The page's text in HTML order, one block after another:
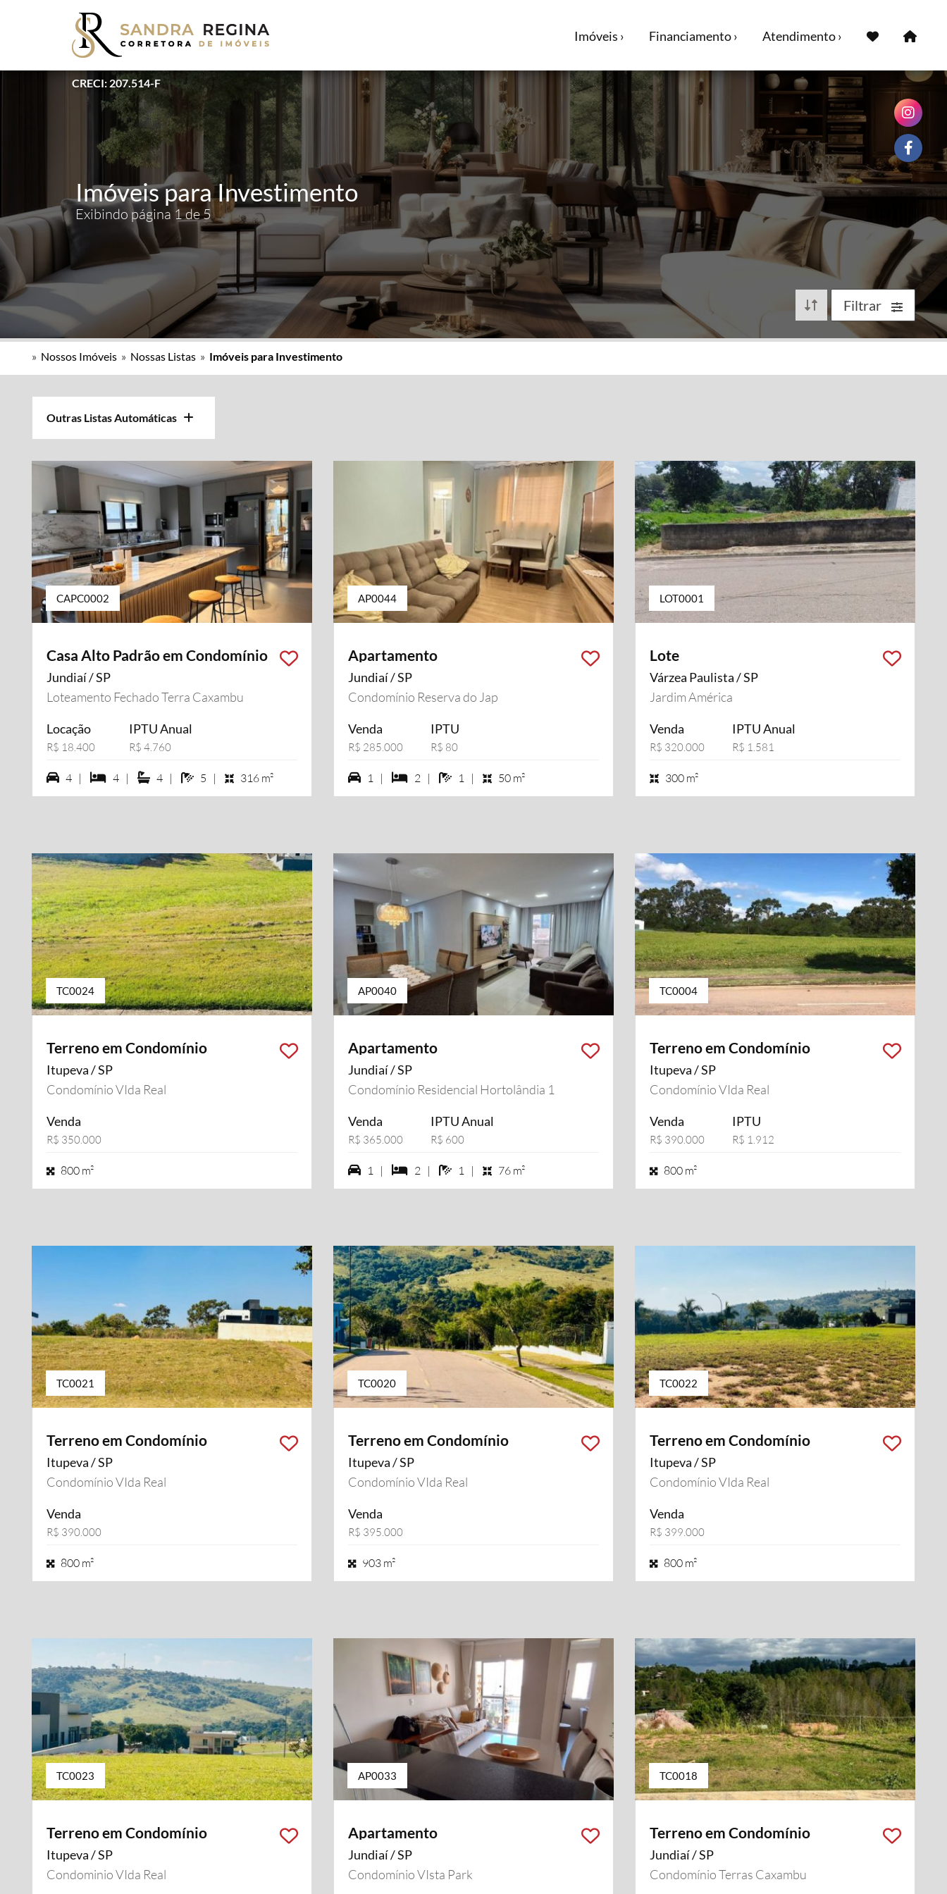
CRECI: 207.514-F
Imóveis › Financiamento › Atendimento ›
Imóveis para Investimento
Exibindo página 1 de 5
Filtrar
» Nossos Imóveis » Nossas Listas » Imóveis para Investimento
Outras Listas Automáticas
CAPC0002
Casa Alto Padrão em Condomínio
Jundiaí / SP
Loteamento Fechado Terra Caxambu
Locação
R$ 18.400
IPTU Anual
R$ 4.760
4 vagas na garagem
4 | 4 dormiórios
4 | 4 suítes
4 | 5 banheiros
5 | 316 m²
AP0044
Apartamento
Jundiaí / SP
Condomínio Reserva do Jap
Venda
R$ 285.000
IPTU
R$ 80
1 vagas na garagem
1 | 2 dormiórios
2 | 1 banheiros
1 | 50 m²
LOT0001
Lote
Várzea Paulista / SP
Jardim América
Venda
R$ 320.000
IPTU Anual
R$ 1.581
300 m²
TC0024
Terreno em Condomínio
Itupeva / SP
Condomínio VIda Real
Venda
R$ 350.000
800 m²
AP0040
Apartamento
Jundiaí / SP
Condomínio Residencial Hortolândia 1
Venda
R$ 365.000
IPTU Anual
R$ 600
1 vagas na garagem
1 | 2 dormiórios
2 | 1 banheiros
1 | 76 m²
TC0004
Terreno em Condomínio
Itupeva / SP
Condomínio VIda Real
Venda
R$ 390.000
IPTU
R$ 1.912
800 m²
TC0021
Terreno em Condomínio
Itupeva / SP
Condomínio VIda Real
Venda
R$ 390.000
800 m²
TC0020
Terreno em Condomínio
Itupeva / SP
Condomínio VIda Real
Venda
R$ 395.000
903 m²
TC0022
Terreno em Condomínio
Itupeva / SP
Condomínio VIda Real
Venda
R$ 399.000
800 m²
TC0023
Terreno em Condomínio
Itupeva / SP
Condominio VIda Real
AP0033
Apartamento
Jundiaí / SP
Condomínio VIsta Park
TC0018
Terreno em Condomínio
Jundiaí / SP
Condomínio Terras Caxambu